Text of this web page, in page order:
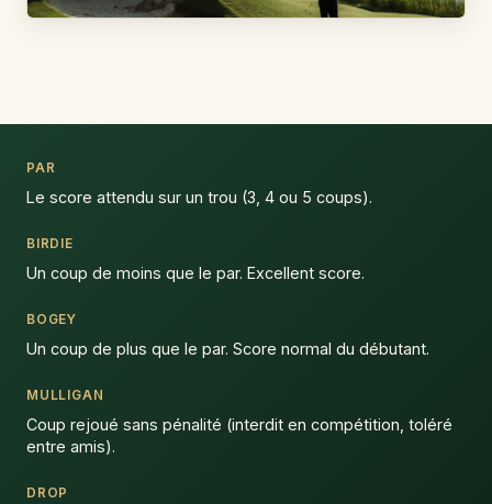
PAR
Le score attendu sur un trou (3, 4 ou 5 coups).
BIRDIE
Un coup de moins que le par. Excellent score.
BOGEY
Un coup de plus que le par. Score normal du débutant.
MULLIGAN
Coup rejoué sans pénalité (interdit en compétition, toléré
entre amis).
DROP